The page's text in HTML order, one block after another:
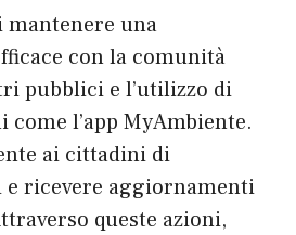
mantenere una
con la comunità
pubblici e l’utilizzo di
l’app MyAmbiente.
ai cittadini di
ricevere aggiornamenti
queste azioni,